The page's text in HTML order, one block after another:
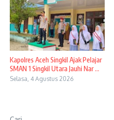
Kapolres Aceh Singkil Ajak Pelajar
SMAN 1 Singkil Utara Jauhi Nar ...
Selasa, 4 Agustus 2026